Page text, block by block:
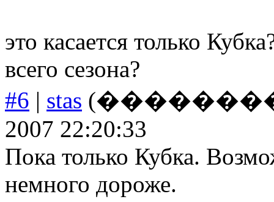
это касается только
всего сезона?
#6 | stas
2007 22:20:33
Пока только Кубка.
немного дороже.